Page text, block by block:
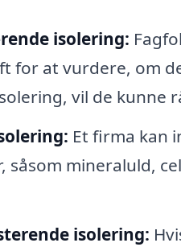
isolering:
for at vurdere, om
vil de kunne
Et firma kan
såsom mineraluld,
isolering: